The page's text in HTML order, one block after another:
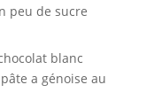
peu de sucre
blanc
a génoise au